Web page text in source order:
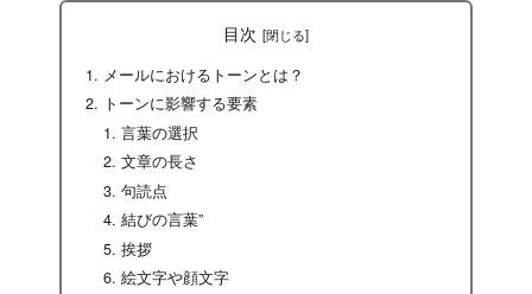
目次
メールにおけるトーンとは？
トーンに影響する要素
言葉の選択
文章の長さ
句読点
結びの言葉”
挨拶
絵文字や顔文字